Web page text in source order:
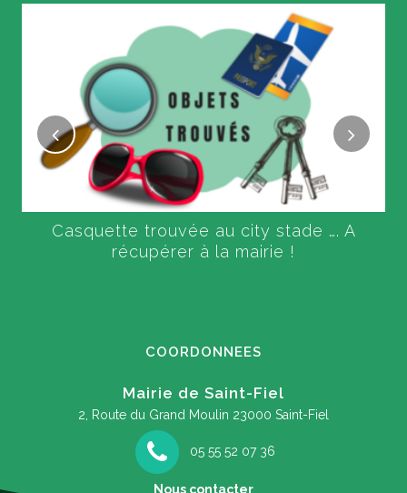
Casquette trouvée au city stade …. A
récupérer à la mairie !
COORDONNEES
Mairie de Saint-Fiel
2, Route du Grand Moulin 23000 Saint-Fiel
05 55 52 07 36
Nous contacter